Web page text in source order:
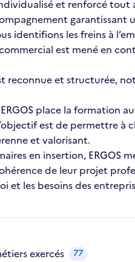
et renforcé
garantissant
identifions les freins à
est mené en
et structurée,
place la
est de permettre
et valorisant.
en insertion,
de leur projet
et les besoins des
exercés 77